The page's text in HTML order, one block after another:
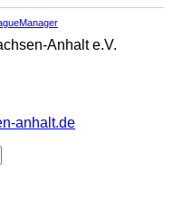
Anhalt e.V.
anhalt.de